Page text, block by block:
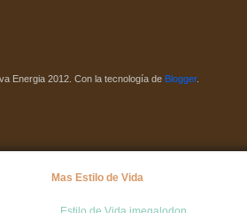
Energia 2012. Con la tecnología de Blogger.
Mas Estilo de Vida